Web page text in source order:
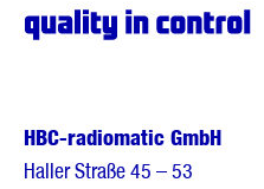
HBC-radiomatic GmbH
Haller Straße 45 – 53